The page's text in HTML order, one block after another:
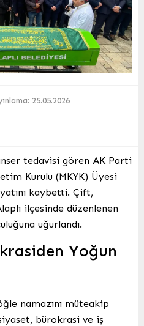
25.05.2026
tedavisi gören AK Parti
Kurulu (MKYK) Üyesi
kaybetti. Çift,
ilçesinde düzenlenen
uğurlandı.
Yoğun
namazını müteakip
bürokrasi ve iş